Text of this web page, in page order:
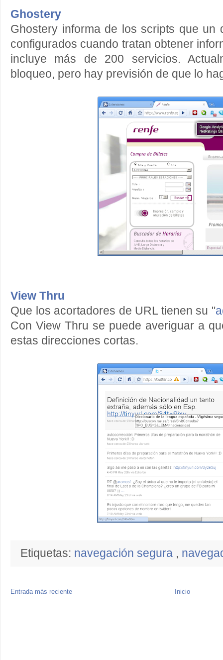
Ghostery
Ghostery informa de los scripts que un
configurados cuando tratan obtener
incluye más de 200 servicios.
bloqueo, pero hay previsión de que lo
View Thru
Que los acortadores de URL tienen su "
Con View Thru se puede averiguar a
estas direcciones cortas.
Etiquetas: navegación segura ,
Entrada más reciente Inicio